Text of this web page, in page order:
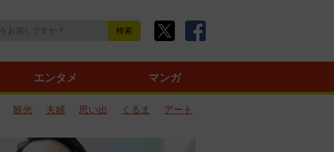
エンタメ マンガ
観光 夫婦 思い出 くるま
アート